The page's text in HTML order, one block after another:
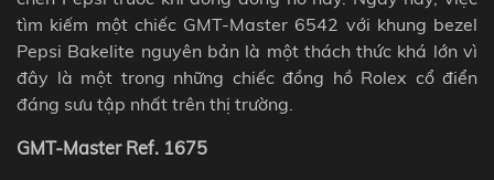
tìm kiếm một chiếc GMT-Master 6542 với khung bezel
Pepsi Bakelite nguyên bản là một thách thức khá lớn vì
đây là một trong những chiếc đồng hồ Rolex cổ điển
đáng sưu tập nhất trên thị trường.
GMT-Master Ref. 1675